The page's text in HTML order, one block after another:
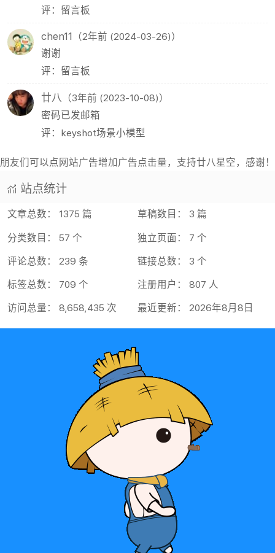
评：留言板
chen11 （2年前 (2024-03-26)）
谢谢
评：留言板
廿八 （3年前 (2023-10-08)）
密码已发邮箱
评：keyshot场景小模型
朋友们可以点网站广告增加广告点击量，支持廿八星空，感谢！
站点统计
文章总数： 1375 篇 草稿数目： 3 篇
分类数目： 57 个 独立页面： 7 个
评论总数： 239 条 链接总数： 3 个
标签总数： 709 个 注册用户： 807 人
访问总量： 8,658,435 次 最近更新： 2026年8月8日